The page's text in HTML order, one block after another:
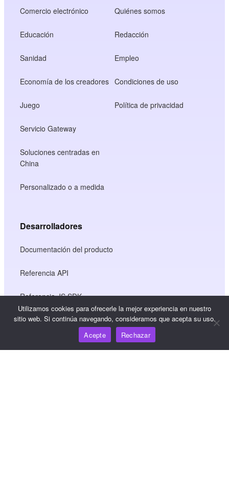
Comercio electrónico
Educación
Sanidad
Economía de los creadores
Juego
Servicio Gateway
Soluciones centradas en
China
Personalizado o a medida
Quiénes somos
Redacción
Empleo
Condiciones de uso
Política de privacidad
Desarrolladores
Documentación del producto
Referencia API
Referencia JS SDK
Utilizamos cookies para ofrecerle la mejor experiencia en nuestro
sitio web. Si continúa navegando, consideramos que acepta su uso.
Acepte
Rechazar